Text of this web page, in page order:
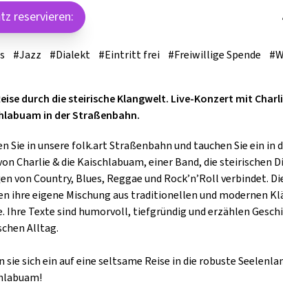
reservieren:
#Jazz #Dialekt #Eintritt frei #Freiwillige Spende
durch die steirische Klangwelt. Live-Konzert mit
in der Straßenbahn.
Sie in unsere folk.art Straßenbahn und tauchen Sie ein in
Charlie & die Kaischlabuam, einer Band, die steirischen
von Country, Blues, Reggae und Rock’n’Roll verbindet.
ihre eigene Mischung aus traditionellen und modernen
Ihre Texte sind humorvoll, tiefgründig und erzählen
Alltag.
sie sich ein auf eine seltsame Reise in die robuste